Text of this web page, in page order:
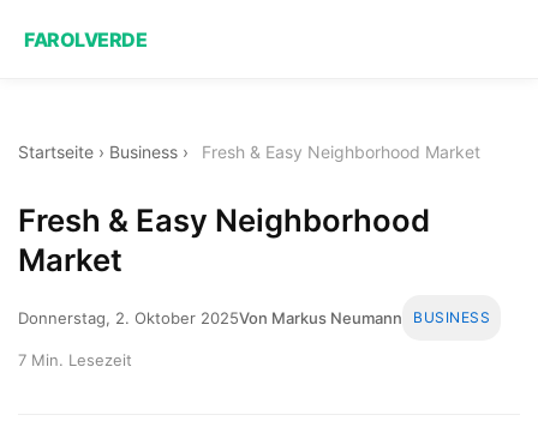
FAROLVERDE
Startseite › Business › Fresh & Easy Neighborhood Market
Fresh & Easy Neighborhood
Market
Donnerstag, 2. Oktober 2025Von Markus Neumann BUSINESS
7 Min. Lesezeit